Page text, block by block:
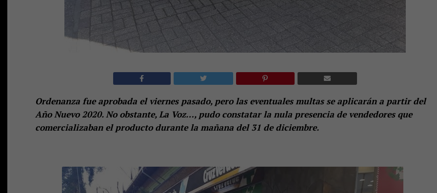
Ordenanza fue aprobada el viernes pasado, pero las eventuales multas se aplicarán a partir del
Año Nuevo 2020. No obstante, La Voz…, pudo constatar la nula presencia de vendedores que
comercializaban el producto durante la mañana del 31 de diciembre.